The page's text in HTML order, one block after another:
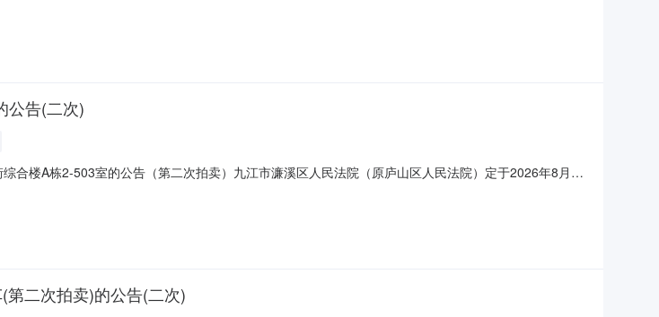
园F栋3-602。所有权人：韩建国，不动产权证号：浔114248，房屋面积：139.59㎡，规划用途为住
公告(二次)
合楼A栋2-503室的公告（第二次拍卖）九江市濂溪区人民法院（原庐山区人民法院）定于2026年8月20
A栋2-503室。所有权人：戴逃生，不动产权证号：赣（2016）九江市不动产权第0001780
二次拍卖)的公告(二次)